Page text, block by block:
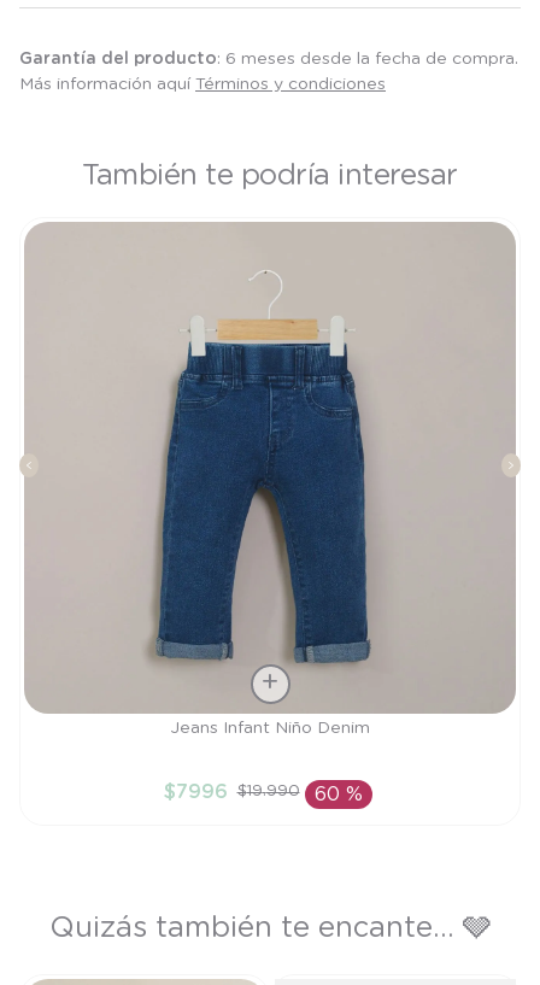
Garantía del producto: 6 meses desde la fecha de compra.
Más información aquí Términos y condiciones
También te podría interesar
AÑADIR AL CARRITO
Jeans Infant Niño Denim
$7996 $19.990 60 %
Quizás también te encante... 🩶